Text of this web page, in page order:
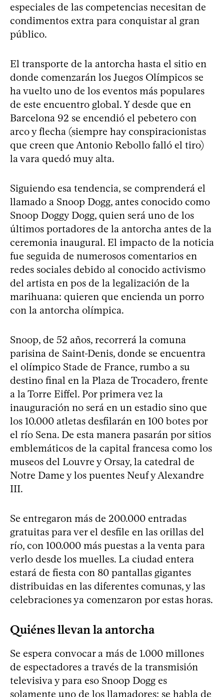
especiales de las competencias necesitan de
condimentos extra para conquistar al gran
público.
El transporte de la antorcha hasta el sitio en
donde comenzarán los Juegos Olímpicos se
ha vuelto uno de los eventos más populares
de este encuentro global. Y desde que en
Barcelona 92 se encendió el pebetero con
arco y flecha (siempre hay conspiracionistas
que creen que Antonio Rebollo falló el tiro)
la vara quedó muy alta.
Siguiendo esa tendencia, se comprenderá el
llamado a Snoop Dogg, antes conocido como
Snoop Doggy Dogg, quien será uno de los
últimos portadores de la antorcha antes de la
ceremonia inaugural. El impacto de la noticia
fue seguida de numerosos comentarios en
redes sociales debido al conocido activismo
del artista en pos de la legalización de la
marihuana: quieren que encienda un porro
con la antorcha olímpica.
Snoop, de 52 años, recorrerá la comuna
parisina de Saint-Denis, donde se encuentra
el olímpico Stade de France, rumbo a su
destino final en la Plaza de Trocadero, frente
a la Torre Eiffel. Por primera vez la
inauguración no será en un estadio sino que
los 10.000 atletas desfilarán en 100 botes por
el río Sena. De esta manera pasarán por sitios
emblemáticos de la capital francesa como los
museos del Louvre y Orsay, la catedral de
Notre Dame y los puentes Neuf y Alexandre
III.
Se entregaron más de 200.000 entradas
gratuitas para ver el desfile en las orillas del
río, con 100.000 más puestas a la venta para
verlo desde los muelles. La ciudad entera
estará de fiesta con 80 pantallas gigantes
distribuidas en las diferentes comunas, y las
celebraciones ya comenzaron por estas horas.
Quiénes llevan la antorcha
Se espera convocar a más de 1.000 millones
de espectadores a través de la transmisión
televisiva y para eso Snoop Dogg es
solamente uno de los llamadores: se habla de